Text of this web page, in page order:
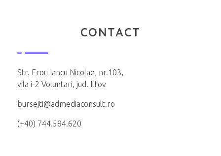
CONTACT
Str. Erou Iancu Nicolae, nr.103,
vila i-2 Voluntari, jud. Ilfov
bursejti@admediaconsult.ro
(+40) 744.584.620